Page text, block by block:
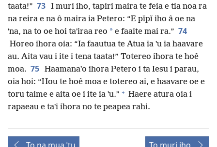
taata!” 73 I muri iho, tapiri maira te feia e tia noa ra
na reira e na ô maira ia Petero: “E pǐpǐ iho â oe na
ˈna, na to oe hoi taˈiraa reo * e faaite mai ra.” 74
Horeo ihora oia: “Ia faautua te Atua ia ˈu ia haavare
au. Aita vau i ite i tena taata!” Totereo ihora te hoê
moa. 75 Haamanaˈo ihora Petero i ta Iesu i parau,
oia hoi: “Hou te hoê moa e totereo ai, e haavare oe e
toru taime e aita oe i ite ia ˈu.” + Haere atura oia i
rapaeau e taˈi ihora no te peapea rahi.